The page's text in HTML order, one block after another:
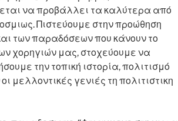
να προβάλλει τα καλύτερα από
Πιστεύουμε στην προώθηση
των παραδόσεων που κάνουν το
χορηγιών μας, στοχεύουμε να
την τοπική ιστορία, πολιτισμό
μελλοντικές γενιές τη πολιτιστικη